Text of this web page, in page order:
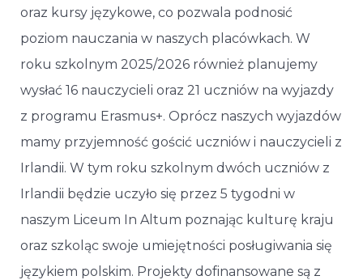
oraz kursy językowe, co pozwala podnosić
poziom nauczania w naszych placówkach. W
roku szkolnym 2025/2026 również planujemy
wysłać 16 nauczycieli oraz 21 uczniów na wyjazdy
z programu Erasmus+. Oprócz naszych wyjazdów
mamy przyjemność gościć uczniów i nauczycieli z
Irlandii. W tym roku szkolnym dwóch uczniów z
Irlandii będzie uczyło się przez 5 tygodni w
naszym Liceum In Altum poznając kulturę kraju
oraz szkoląc swoje umiejętności posługiwania się
językiem polskim. Projekty dofinansowane są z